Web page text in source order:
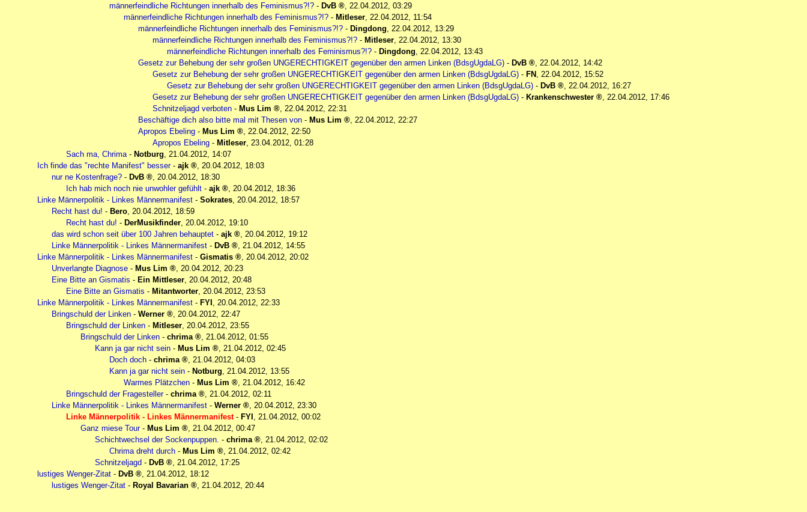
männerfeindliche Richtungen innerhalb des Feminismus?!? - DvB , 22.04.2012, 03:29
männerfeindliche Richtungen innerhalb des Feminismus?!? - Mitleser, 22.04.2012, 11:54
männerfeindliche Richtungen innerhalb des Feminismus?!? - Dingdong, 22.04.2012, 13:29
männerfeindliche Richtungen innerhalb des Feminismus?!? - Mitleser, 22.04.2012, 13:30
männerfeindliche Richtungen innerhalb des Feminismus?!? - Dingdong, 22.04.2012, 13:43
Gesetz zur Behebung der sehr großen UNGERECHTIGKEIT gegenüber den armen Linken (BdsgUgdaLG) - DvB , 22.04.2012, 14:42
Gesetz zur Behebung der sehr großen UNGERECHTIGKEIT gegenüber den armen Linken (BdsgUgdaLG) - FN , 22.04.2012, 15:52
Gesetz zur Behebung der sehr großen UNGERECHTIGKEIT gegenüber den armen Linken (BdsgUgdaLG) - DvB , 22.04.2012, 16:27
Gesetz zur Behebung der sehr großen UNGERECHTIGKEIT gegenüber den armen Linken (BdsgUgdaLG) - Krankenschwester , 22.04.2012, 17:46
Schnitzeljagd verboten - Mus Lim , 22.04.2012, 22:31
Beschäftige dich also bitte mal mit Thesen von - Mus Lim , 22.04.2012, 22:27
Apropos Ebeling - Mus Lim , 22.04.2012, 22:50
Apropos Ebeling - Mitleser, 23.04.2012, 01:28
Sach ma, Chrima- Notburg, 21.04.2012, 14:07
Ich finde das "rechte Manifest" besser- ajk , 20.04.2012, 18:03
nur ne Kostenfrage? - DvB , 20.04.2012, 18:30
Ich hab mich noch nie unwohler gefühlt - ajk , 20.04.2012, 18:36
Linke Männerpolitik - Linkes Männermanifest - Sokrates, 20.04.2012, 18:57
Recht hast du! - Bero, 20.04.2012, 18:59
Recht hast du! - DerMusikfinder, 20.04.2012, 19:10
das wird schon seit über 100 Jahren behauptet - ajk , 20.04.2012, 19:12
Linke Männerpolitik - Linkes Männermanifest - DvB , 21.04.2012, 14:55
Linke Männerpolitik - Linkes Männermanifest - Gismatis , 20.04.2012, 20:02
Unverlangte Diagnose - Mus Lim , 20.04.2012, 20:23
Eine Bitte an Gismatis - Ein Mittleser, 20.04.2012, 20:48
Eine Bitte an Gismatis - Mitantworter, 20.04.2012, 23:53
Linke Männerpolitik - Linkes Männermanifest - FYI , 20.04.2012, 22:33
Bringschuld der Linken - Werner , 20.04.2012, 22:47
Bringschuld der Linken - Mitleser, 20.04.2012, 23:55
Bringschuld der Linken - chrima , 21.04.2012, 01:55
Kann ja gar nicht sein - Mus Lim , 21.04.2012, 02:45
Doch doch - chrima , 21.04.2012, 04:03
Kann ja gar nicht sein - Notburg, 21.04.2012, 13:55
Warmes Plätzchen - Mus Lim , 21.04.2012, 16:42
Bringschuld der Fragesteller- chrima , 21.04.2012, 02:11
Linke Männerpolitik - Linkes Männermanifest - Werner , 20.04.2012, 23:30
Linke Männerpolitik - Linkes Männermanifest- FYI , 21.04.2012, 00:02
Ganz miese Tour- Mus Lim , 21.04.2012, 00:47
Schichtwechsel der Sockenpuppen. - chrima , 21.04.2012, 02:02
Chrima dreht durch - Mus Lim , 21.04.2012, 02:42
Schnitzeljagd - DvB , 21.04.2012, 17:25
lustiges Wenger-Zitat - DvB , 21.04.2012, 18:12
lustiges Wenger-Zitat - Royal Bavarian , 21.04.2012, 20:44